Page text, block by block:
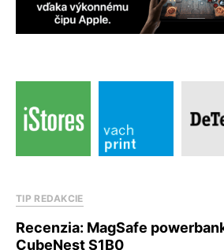
TIP REDAKCIE
Recenzia: MagSafe
CubeNest S1B0